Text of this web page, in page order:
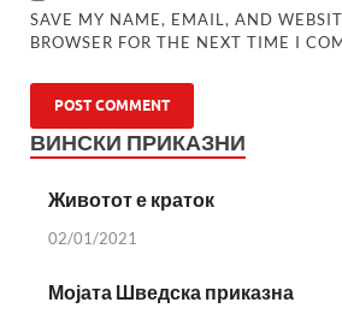
SAVE MY NAME, EMAIL, AND
BROWSER FOR THE NEXT TIME I
ВИНСКИ ПРИКАЗНИ
Животот е краток
02/01/2021
Мојата Шведска приказна